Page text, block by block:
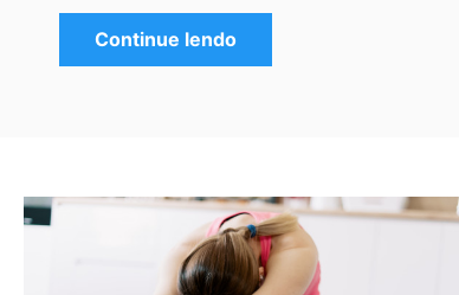
Continue lendo